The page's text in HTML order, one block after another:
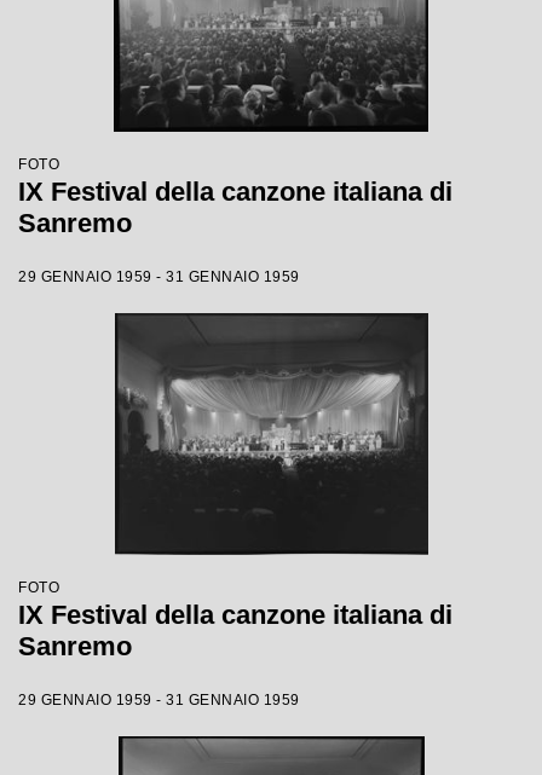
FOTO
IX Festival della canzone italiana di
Sanremo
29 GENNAIO 1959 - 31 GENNAIO 1959
FOTO
IX Festival della canzone italiana di
Sanremo
29 GENNAIO 1959 - 31 GENNAIO 1959